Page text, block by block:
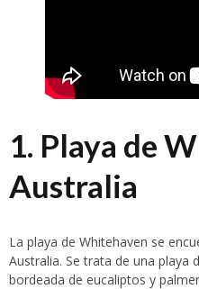
1. Playa de
Australia
La playa de Whitehaven se
Australia. Se trata de una playa
bordeada de eucaliptos y